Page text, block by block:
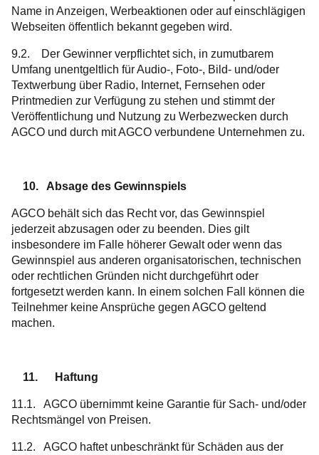
Name in Anzeigen, Werbeaktionen oder auf einschlägigen
Webseiten öffentlich bekannt gegeben wird.
9.2. Der Gewinner verpflichtet sich, in zumutbarem
Umfang unentgeltlich für Audio-, Foto-, Bild- und/oder
Textwerbung über Radio, Internet, Fernsehen oder
Printmedien zur Verfügung zu stehen und stimmt der
Veröffentlichung und Nutzung zu Werbezwecken durch
AGCO und durch mit AGCO verbundene Unternehmen zu.
10. Absage des Gewinnspiels
AGCO behält sich das Recht vor, das Gewinnspiel
jederzeit abzusagen oder zu beenden. Dies gilt
insbesondere im Falle höherer Gewalt oder wenn das
Gewinnspiel aus anderen organisatorischen, technischen
oder rechtlichen Gründen nicht durchgeführt oder
fortgesetzt werden kann. In einem solchen Fall können die
Teilnehmer keine Ansprüche gegen AGCO geltend
machen.
11. Haftung
11.1. AGCO übernimmt keine Garantie für Sach- und/oder
Rechtsmängel von Preisen.
11.2. AGCO haftet unbeschränkt für Schäden aus der